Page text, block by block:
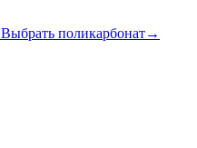
Выбрать поликарбонат→